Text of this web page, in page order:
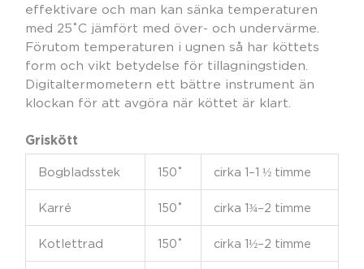
effektivare och man kan sänka temperaturen
med 25˚C jämfört med över- och undervärme.
Förutom temperaturen i ugnen så har köttets
form och vikt betydelse för tillagningstiden.
Digitaltermometern ett bättre instrument än
klockan för att avgöra när köttet är klart.
Griskött
Bogbladsstek 150˚ cirka 1–1 ½ timme
Karré 150˚ cirka 1¾–2 timme
Kotlettrad 150˚ cirka 1½–2 timme